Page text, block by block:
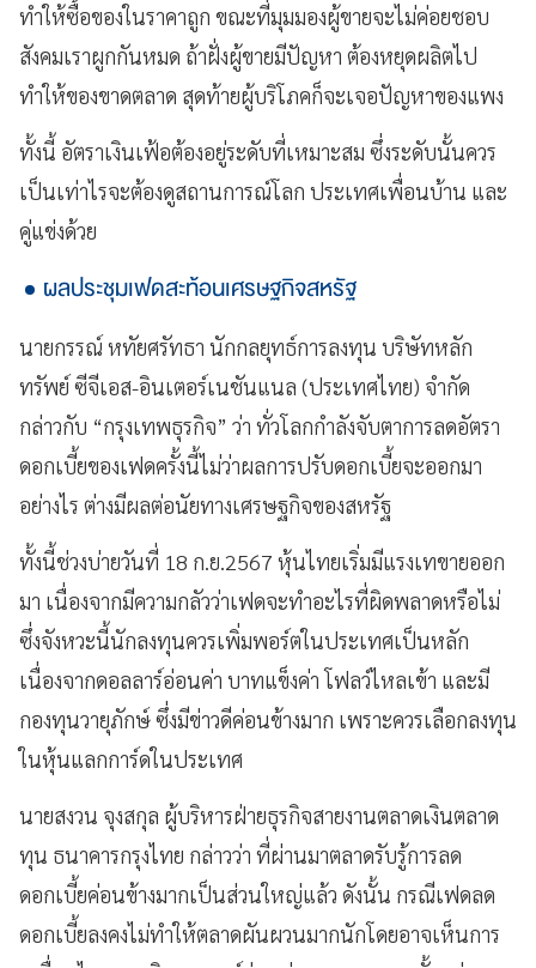
ทำให้ซื้อของในราคาถูก ขณะที่มุมมองผู้ขายจะไม่ค่อยชอบ
สังคมเราผูกกันหมด ถ้าฝั่งผู้ขายมีปัญหา ต้องหยุดผลิตไป
ทำให้ของขาดตลาด สุดท้ายผู้บริโภคก็จะเจอปัญหาของแพง
ทั้งนี้ อัตราเงินเฟ้อต้องอยู่ระดับที่เหมาะสม ซึ่งระดับนั้นควร
เป็นเท่าไรจะต้องดูสถานการณ์โลก ประเทศเพื่อนบ้าน และ
คู่แข่งด้วย
ผลประชุมเฟดสะท้อนเศรษฐกิจสหรัฐ
นายกรรณ์ หทัยศรัทธา นักกลยุทธ์การลงทุน บริษัทหลัก
ทรัพย์ ซีจีเอส-อินเตอร์เนชันแนล (ประเทศไทย) จำกัด
กล่าวกับ “กรุงเทพธุรกิจ” ว่า ทั่วโลกกำลังจับตาการลดอัตรา
ดอกเบี้ยของเฟดครั้งนี้ไม่ว่าผลการปรับดอกเบี้ยจะออกมา
อย่างไร ต่างมีผลต่อนัยทางเศรษฐกิจของสหรัฐ
ทั้งนี้ช่วงบ่ายวันที่ 18 ก.ย.2567 หุ้นไทยเริ่มมีแรงเทขายออก
มา เนื่องจากมีความกลัวว่าเฟดจะทำอะไรที่ผิดพลาดหรือไม่
ซึ่งจังหวะนี้นักลงทุนควรเพิ่มพอร์ตในประเทศเป็นหลัก
เนื่องจากดอลลาร์อ่อนค่า บาทแข็งค่า โฟลว์ไหลเข้า และมี
กองทุนวายุภักษ์ ซึ่งมีข่าวดีค่อนข้างมาก เพราะควรเลือกลงทุน
ในหุ้นแลกการ์ดในประเทศ
นายสงวน จุงสกุล ผู้บริหารฝ่ายธุรกิจสายงานตลาดเงินตลาด
ทุน ธนาคารกรุงไทย กล่าวว่า ที่ผ่านมาตลาดรับรู้การลด
ดอกเบี้ยค่อนข้างมากเป็นส่วนใหญ่แล้ว ดังนั้น กรณีเฟดลด
ดอกเบี้ยลงคงไม่ทำให้ตลาดผันผวนมากนักโดยอาจเห็นการ